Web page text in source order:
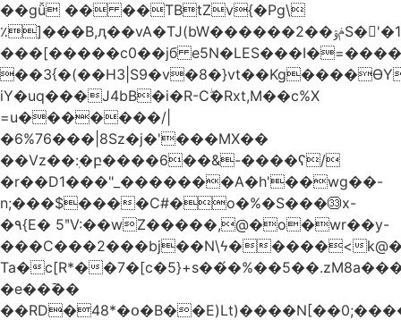
��gǚ �� ��TBtZv{�Pg\
٪]���B,ԯ��vA�TJ(bW������ݥۉ��2S�'�1�^c�Rs��l�0���צ�
���[�����c0��jб
iY�uq���J4bB�i�R-Cۖ�Rxt,M��c%X
=u�������/|
�6%76���|8Sz�j�'���MX��
��Vz��ٖ:�բ����6��&-����ʕ/
�r��D1���"_�������A�h'��wg��-
n;���$����C#�o�%�S���㉝x-
�٩{E� 5ʺV:��wZ�����,@�o�wr��y-
���C���2���bj��N\ϟ�����<
Ta�c[R*�
�e��߫��